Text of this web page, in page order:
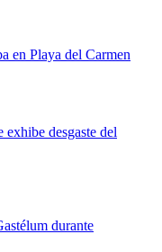
en Playa del Carmen
exhibe desgaste del
durante